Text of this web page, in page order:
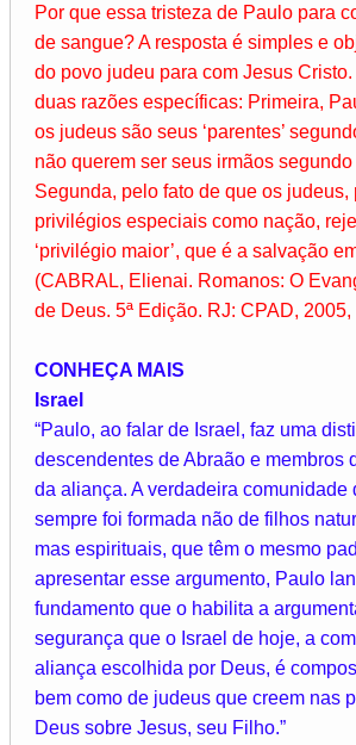
Por que essa tristeza de Paulo para
de sangue? A resposta é simples e
do povo judeu para com Jesus
duas razões específicas: Primeira,
os judeus são seus ‘parentes’
não querem ser seus irmãos
Segunda, pelo fato de que os judeus,
privilégios especiais como nação,
‘privilégio maior’, que é a salvação
(CABRAL, Elienai. Romanos: O
de Deus. 5ª Edição. RJ: CPAD, 2005,
CONHEÇA MAIS
Israel
“Paulo, ao falar de Israel, faz uma
descendentes de Abraão e membros
da aliança. A verdadeira comunidade
sempre foi formada não de filhos
mas espirituais, que têm o mesmo
apresentar esse argumento, Paulo
fundamento que o habilita a
segurança que o Israel de hoje, a
aliança escolhida por Deus, é
bem como de judeus que creem nas
Deus sobre Jesus, seu Filho.”